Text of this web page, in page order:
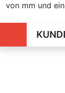
von mm und